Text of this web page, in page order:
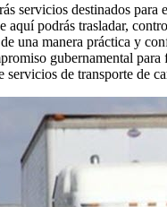
servicios destinados para
aquí podrás trasladar,
una manera práctica y
gubernamental para
servicios de transporte de